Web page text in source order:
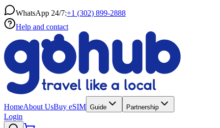
WhatsApp 24/7:+1 (302) 899-2888
Help and contact
HomeAbout UsBuy eSIM Guide Partnership
Login